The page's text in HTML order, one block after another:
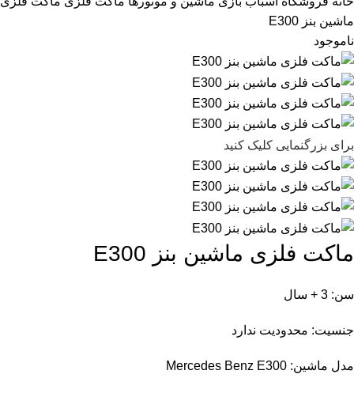
ماشین بنز E300
ناموجود
برای بزرگنمایی کلیک کنید
ماکت فلزی ماشین بنز E300
سن: 3 + سال
جنسیت: محدودیت ندارد
مدل ماشین: Mercedes Benz E300